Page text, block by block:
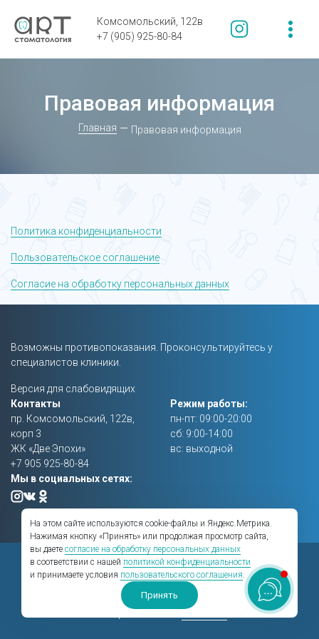
Комсомольский, 122в
+7 (905) 925-80-84
Правовая информация
Главная Правовая информация
Политика конфиденциальности
Пользовательское соглашение
Согласие на обработку персональных данных
Возможны противопоказания. Проконсультируйтесь у
специалистов клиники.
Версия для слабовидящих
Контакты
пр. Комсомольский, 122в,
корп 3
ЖК «Две Эпохи»
+7 905 925-80-84
Мы в социальных сетях:
Режим работы:
пн-пт: 09:00-20:00
сб: 9:00-14:00
вс: выходной
Правовая информация
Создание сайта —BTB Digital
Сайт работает наHostCMS
На этом сайте используются cookie-файлы и Яндекс.Метрика.
Нажимая кнопку «Принять» или продолжая просмотр сайта,
вы даете согласие на обработку персональных данных
в соответствии с нашей политикой конфиденциальности
и принимаете условия пользовательского соглашения.
Принять